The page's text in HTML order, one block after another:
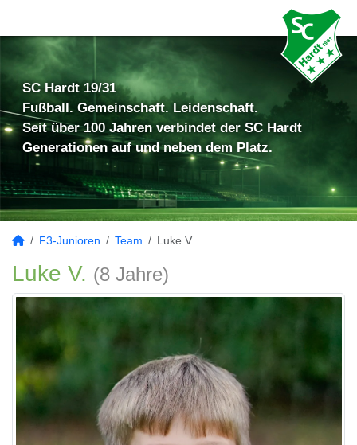
SC Hardt 19/31
Fußball. Gemeinschaft. Leidenschaft.
Seit über 100 Jahren verbindet der SC Hardt
Generationen auf und neben dem Platz.
F3-Junioren Team Luke V.
Luke V. (8 Jahre)